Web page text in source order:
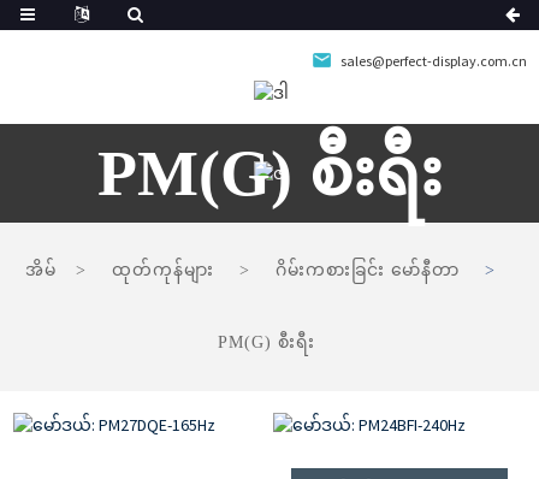
sales@perfect-display.com.cn
PM(G) စီးရီး
အိမ် ထုတ်ကုန်များ ဂိမ်းကစားခြင်း မော်နီတာ
PM(G) စီးရီး